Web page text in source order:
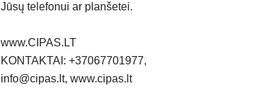
Jūsų telefonui ar planšetei.
www.CIPAS.LT
KONTAKTAI: +37067701977,
info@cipas.lt, www.cipas.lt